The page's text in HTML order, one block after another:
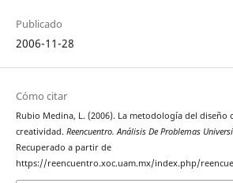
Publicado
2006-11-28
Cómo citar
Rubio Medina, L. (2006). La metodología del
creatividad. Reencuentro. Análisis De Problemas
Recuperado a partir de
https://reencuentro.xoc.uam.mx/index.php/